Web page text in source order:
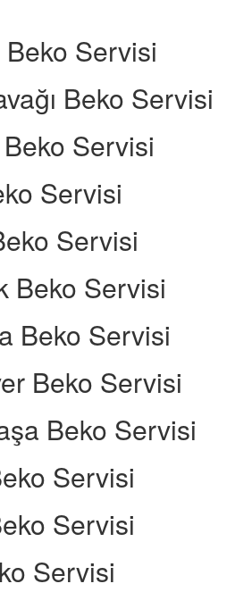
Servisi
Beko Servisi
Servisi
Servisi
Servisi
Beko Servisi
Beko Servisi
Beko Servisi
Beko Servisi
Servisi
Servisi
Servisi